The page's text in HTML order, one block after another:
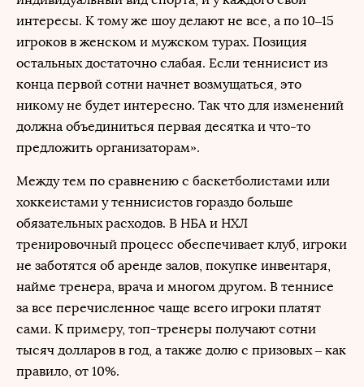
интересы. К тому же шоу делают не все, а по 10–15
игроков в женском и мужском турах. Позиция
остальных достаточно слабая. Если теннисист из
конца первой сотни начнет возмущаться, это
никому не будет интересно. Так что для изменений
должна объединиться первая десятка и что-то
предложить организаторам».
Между тем по сравнению с баскетболистами или
хоккеистами у теннисистов гораздо больше
обязательных расходов. В НБА и НХЛ
тренировочный процесс обеспечивает клуб, игроки
не заботятся об аренде залов, покупке инвентаря,
найме тренера, врача и многом другом. В теннисе
за все перечисленное чаще всего игроки платят
сами. К примеру, топ-тренеры получают сотни
тысяч долларов в год, а также долю с призовых – как
правило, от 10%.